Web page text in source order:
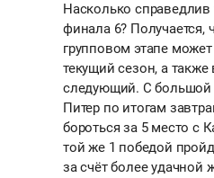
Насколько
финала 6? Получается,
групповом этапе
текущий сезон, а
следующий. С большой
Питер по итогам
бороться за 5 место с
той же 1 победой
за счёт более удачной